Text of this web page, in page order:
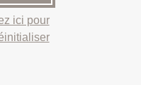
ici pour